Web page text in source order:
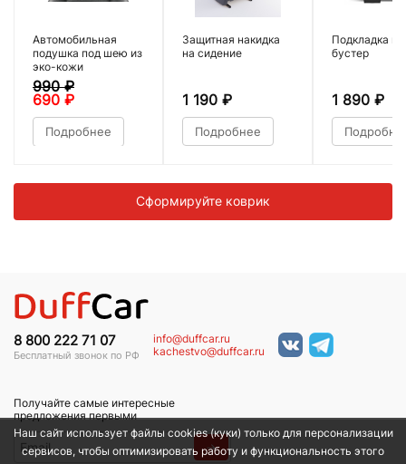
Автомобильная
подушка под шею из
эко-кожи
990₽
690 ₽
Подробнее
Защитная накидка
на сидение
1 190 ₽
Подробнее
Подкладка
бустер
1 890 ₽
Сформируйте коврик
8 800 222 71 07
Бесплатный звонок по РФ
info@duffcar.ru
kachestvo@duffcar.ru
Получайте самые интересные
предложения первыми
→
Наш сайт использует файлы cookies (куки) только для персонализации
сервисов, чтобы оптимизировать работу и функциональность этого